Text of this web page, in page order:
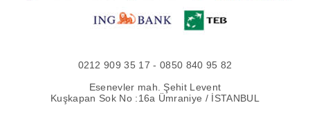
0212 909 35 17 - 0850 840 95 82
Esenevler mah. Şehit Levent
Kuşkapan Sok No :16a Ümraniye / İSTANBUL